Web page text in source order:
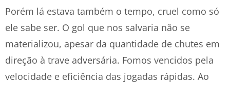
Porém lá estava também o tempo, cruel como só
ele sabe ser. O gol que nos salvaria não se
materializou, apesar da quantidade de chutes em
direção à trave adversária. Fomos vencidos pela
velocidade e eficiência das jogadas rápidas. Ao